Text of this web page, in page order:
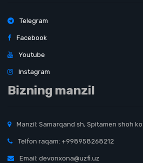
Telegram
Facebook
Youtube
Instagram
Bizning manzil
Manzil: Samarqand sh, Spitamen shoh
Telfon raqam: +998958268212
Email: devonxona@uzfi.uz